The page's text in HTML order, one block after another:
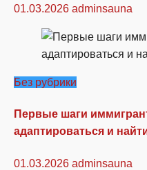
01.03.2026 adminsauna
Без рубрики
Первые шаги
адаптироваться и
01.03.2026 adminsauna